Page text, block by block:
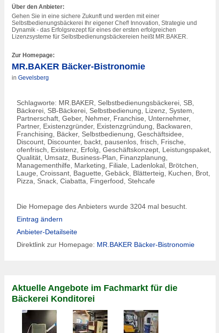
Über den Anbieter:
Gehen Sie in eine sichere Zukunft und werden mit einer
Selbstbedienungsbäckerei Ihr eigener Chef! Innovation, Strategie und
Dynamik - das Erfolgsrezept für eines der ersten erfolgreichen
Lizenzsysteme für Selbstbedienungsbäckereien heißt MR.BAKER.
Zur Homepage:
MR.BAKER Bäcker-Bistronomie
in Gevelsberg
Schlagworte: MR.BAKER, Selbstbedienungsbäckerei, SB,
Bäckerei, SB-Bäckerei, Selbstbedienung, Lizenz, System,
Partnerschaft, Geber, Nehmer, Franchise, Unternehmer,
Partner, Existenzgründer, Existenzgründung, Backwaren,
Franchising, Bäcker, Selbstbedienung, Geschäftsidee,
Discount, Discounter, backt, pausenlos, frisch, Frische,
ofenfrisch, Existenz, Erfolg, Geschäftskonzept, Leistungspaket,
Qualität, Umsatz, Business-Plan, Finanzplanung,
Managementhilfe, Marketing, Filiale, Ladenlokal, Brötchen,
Lauge, Croissant, Baguette, Gebäck, Blätterteig, Kuchen, Brot,
Pizza, Snack, Ciabatta, Fingerfood, Stehcafe
Die Homepage des Anbieters wurde 3204 mal besucht.
Eintrag ändern
Anbieter-Detailseite
Direktlink zur Homepage: MR.BAKER Bäcker-Bistronomie
Aktuelle Angebote im Fachmarkt für die
Bäckerei Konditorei